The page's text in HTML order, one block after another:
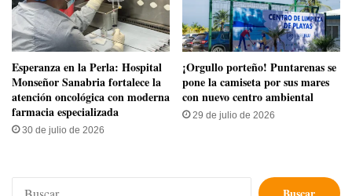
​Esperanza en la Perla: Hospital
Monseñor Sanabria fortalece la
atención oncológica con moderna
farmacia especializada
30 de julio de 2026
​¡Orgullo porteño! Puntarenas se
pone la camiseta por sus mares
con nuevo centro ambiental
29 de julio de 2026
Buscar: